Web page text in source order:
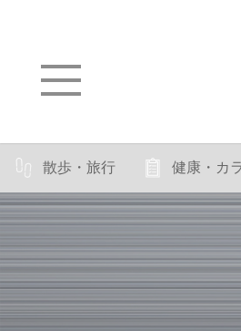
散歩・旅行 健康・カ